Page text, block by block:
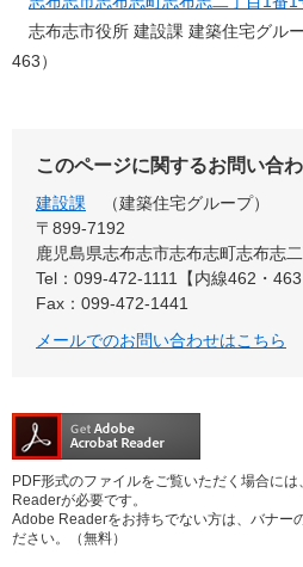
志布志市役所 建設課 建築住宅グル
463）
このページに関するお問い合
建設課
建築住宅グループ
〒899-7192
鹿児島県志布志市志布志町志布志
Tel：099-472-1111【内線462・463
Fax：099-472-1441
メールでのお問い合わせはこちら
PDF形式のファイルをご覧いただく場合に
Readerが必要です。
Adobe Readerをお持ちでない方は、バナー
ださい。（無料）